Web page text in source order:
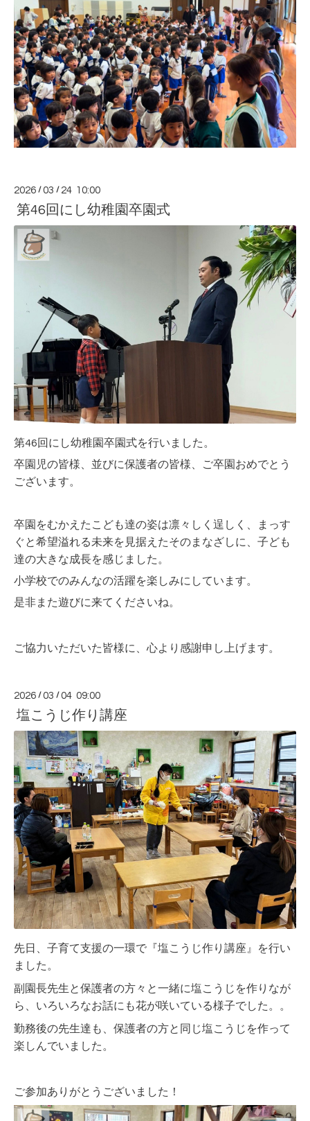
2026 /03 / 24 10:00
第46回にし幼稚園卒園式
第46回にし幼稚園卒園式を行いました。
卒園児の皆様、並びに保護者の皆様、ご卒園おめでとう
ございます。
卒園をむかえたこども達の姿は凛々しく逞しく、まっす
ぐと希望溢れる未来を見据えたそのまなざしに、子ども
達の大きな成長を感じました。
小学校でのみんなの活躍を楽しみにしています。
是非また遊びに来てくださいね。
ご協力いただいた皆様に、心より感謝申し上げます。
2026 /03 /04 09:00
塩こうじ作り講座
先日、子育て支援の一環で『塩こうじ作り講座』を行い
ました。
副園長先生と保護者の方々と一緒に塩こうじを作りなが
ら、いろいろなお話にも花が咲いている様子でした。。
勤務後の先生達も、保護者の方と同じ塩こうじを作って
楽しんでいました。
ご参加ありがとうございました！